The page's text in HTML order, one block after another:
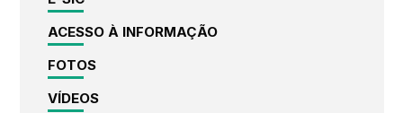
ACESSO À INFORMAÇÃO
FOTOS
VÍDEOS